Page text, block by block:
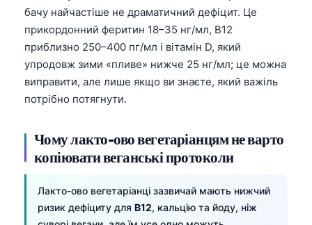
бачу найчастіше не драматичний дефіцит. Це
прикордонний феритин 18–35 нг/мл, B12
приблизно 250–400 пг/мл і вітамін D, який
упродовж зими «пливе» нижче 25 нг/мл; це можна
виправити, але лише якщо ви знаєте, який важіль
потрібно потягнути.
Чому лакто-ово вегетаріанцям не варто
копіювати веганські протоколи
Лакто-ово вегетаріанці зазвичай мають нижчий
ризик дефіциту для В12, кальцію та йоду, ніж